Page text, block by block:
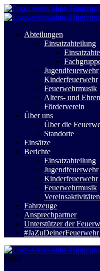
Abteilungen
Einsatzabteilung
Jugendfeuerwehr
Kinderfeuerwehr
Feuerwehrmusik
Alters- und
Förderverein
Über uns
Über die
Standorte
Einsätze
Berichte
Einsatzabteilung
Jugendfeuerwehr
Kinderfeuerwehr
Feuerwehrmusik
Vereinsaktivitäten
Fahrzeuge
Ansprechpartner
Unterstützer der
#JaZuDeinerFeuerwehr
Close